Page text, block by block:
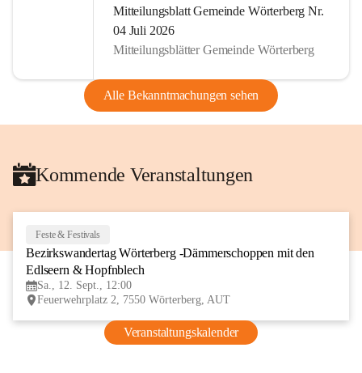
Mitteilungsblatt Gemeinde Wörterberg Nr.
04 Juli 2026
Mitteilungsblätter Gemeinde Wörterberg
Alle Bekanntmachungen sehen
Kommende Veranstaltungen
Feste & Festivals
Bezirkswandertag Wörterberg -Dämmerschoppen mit den
Edlseern & Hopfnblech
Sa., 12. Sept., 12:00
Feuerwehrplatz 2, 7550 Wörterberg, AUT
Veranstaltungskalender